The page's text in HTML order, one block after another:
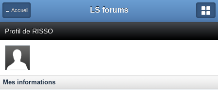
← Accueil LS forums
Profil de RISSO
Mes informations